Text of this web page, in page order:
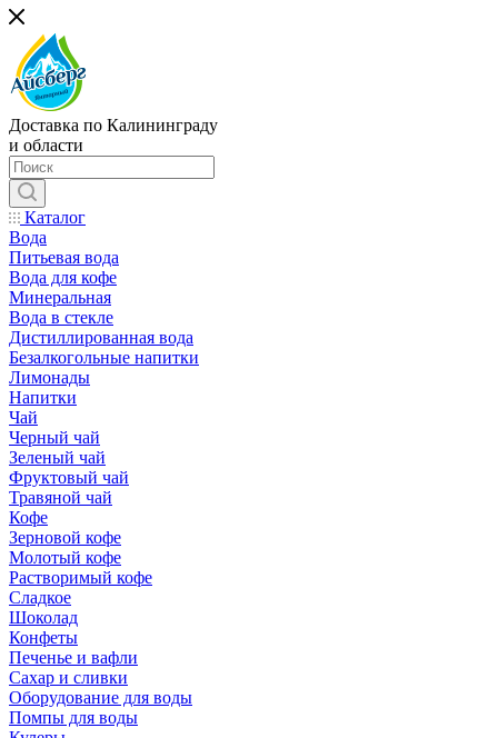
Доставка по Калининграду
и области
Каталог
Вода
Питьевая вода
Вода для кофе
Минеральная
Вода в стекле
Дистиллированная вода
Безалкогольные напитки
Лимонады
Напитки
Чай
Черный чай
Зеленый чай
Фруктовый чай
Травяной чай
Кофе
Зерновой кофе
Молотый кофе
Растворимый кофе
Сладкое
Шоколад
Конфеты
Печенье и вафли
Сахар и сливки
Оборудование для воды
Помпы для воды